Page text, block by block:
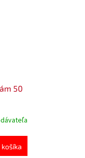
50
košíka